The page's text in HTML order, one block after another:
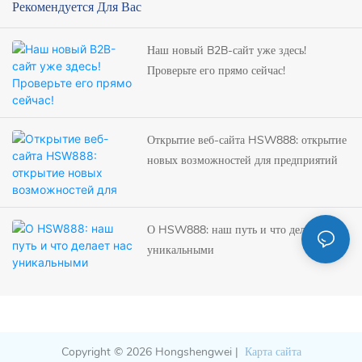
Приглашаем посетить наш
улучшенные B2B-услуги!
Рекомендуется Для Вас
Наш новый B2B-сайт уже здесь!
Проверьте его прямо сейчас!
Открытие веб-сайта HSW888: открытие
новых возможностей для предприятий
О HSW888: наш путь и что делает нас
уникальными
Copyright © 2026 Hongshengwei | Карта сайта